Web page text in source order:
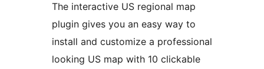
The interactive US regional map
plugin gives you an easy way to
install and customize a professional
looking US map with 10 clickable